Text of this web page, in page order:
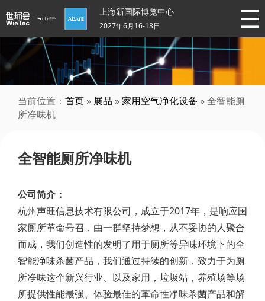
上海新国际博览中心
2027年6月16-18日
当前位置： 首页 » 展品 »家用空气净化设备 » 全智能厕
所净味机
全智能厕所净味机
公司简介：
杭州声旺信息技术有限公司，成立于2017年，是响应国
家厕所革命号召，由一群坚持梦想，从不妥协的人聚合
而成，我们创造性的发明了用于厕所等异味环境下的全
智能净味杀菌产品，我们通过持续的创新，致力于为厕
所净味这个新兴行业、以及家用，垃圾站，养殖场等场
所提供性能最强、体验最佳的革命性净味杀菌产品和解